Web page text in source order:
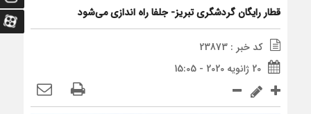
قطار رایگان گردشگری تبریز- جلفا راه اندازی می‌شود
کد خبر : 23873
20 ژانویه 2020 - 15:05